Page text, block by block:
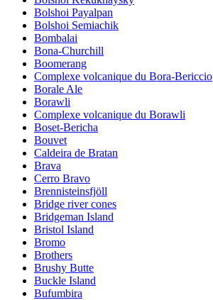
Bolshoi Payalpan
Bolshoi Semiachik
Bombalai
Bona-Churchill
Boomerang
Complexe volcanique du Bora-Bericcio
Borale Ale
Borawli
Complexe volcanique du Borawli
Boset-Bericha
Bouvet
Caldeira de Bratan
Brava
Cerro Bravo
Brennisteinsfjöll
Bridge river cones
Bridgeman Island
Bristol Island
Bromo
Brothers
Brushy Butte
Buckle Island
Bufumbira